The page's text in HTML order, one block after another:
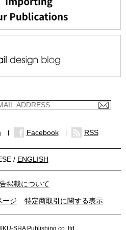
Facebook RSS
/ ENGLISH
掲載について
ージ 特定商取引に関する表示
SHA Publishing co.,ltd.